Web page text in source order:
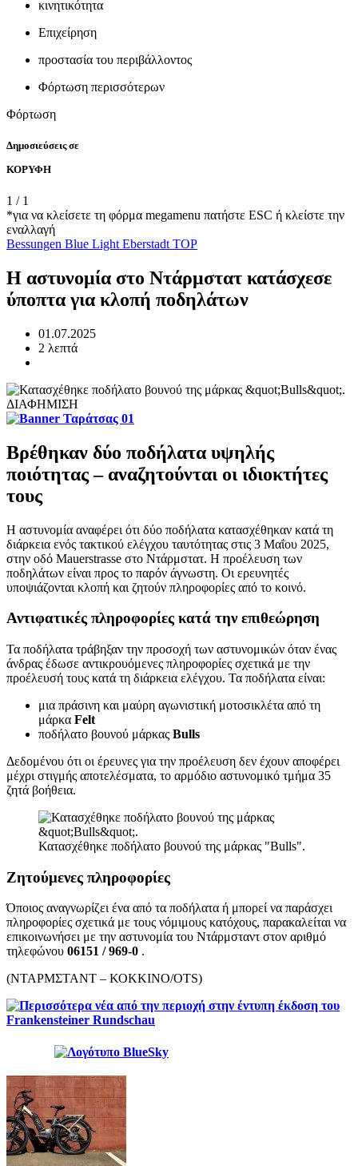
κινητικότητα
Επιχείρηση
προστασία του περιβάλλοντος
Φόρτωση περισσότερων
Φόρτωση
Δημοσιεύσεις σε
ΚΟΡΥΦΗ
1 / 1
*για να κλείσετε τη φόρμα megamenu πατήστε ESC ή κλείστε την
εναλλαγή
Bessungen Blue Light Eberstadt TOP
Η αστυνομία στο Ντάρμστατ κατάσχεσε
ύποπτα για κλοπή ποδηλάτων
01.07.2025
2 λεπτά
ΔΙΑΦΗΜΙΣΗ
Βρέθηκαν δύο ποδήλατα υψηλής
ποιότητας – αναζητούνται οι ιδιοκτήτες
τους
Η αστυνομία αναφέρει ότι δύο ποδήλατα κατασχέθηκαν κατά τη
διάρκεια ενός τακτικού ελέγχου ταυτότητας στις 3 Μαΐου 2025,
στην οδό Mauerstrasse στο Ντάρμστατ. Η προέλευση των
ποδηλάτων είναι προς το παρόν άγνωστη. Οι ερευνητές
υποψιάζονται κλοπή και ζητούν πληροφορίες από το κοινό.
Αντιφατικές πληροφορίες κατά την επιθεώρηση
Τα ποδήλατα τράβηξαν την προσοχή των αστυνομικών όταν ένας
άνδρας έδωσε αντικρουόμενες πληροφορίες σχετικά με την
προέλευσή τους κατά τη διάρκεια ελέγχου. Τα ποδήλατα είναι:
μια πράσινη και μαύρη αγωνιστική μοτοσικλέτα από τη
μάρκα Felt
ποδήλατο βουνού μάρκας Bulls
Δεδομένου ότι οι έρευνες για την προέλευση δεν έχουν αποφέρει
μέχρι στιγμής αποτελέσματα, το αρμόδιο αστυνομικό τμήμα 35
ζητά βοήθεια.
Κατασχέθηκε ποδήλατο βουνού της μάρκας "Bulls".
Ζητούμενες πληροφορίες
Όποιος αναγνωρίζει ένα από τα ποδήλατα ή μπορεί να παράσχει
πληροφορίες σχετικά με τους νόμιμους κατόχους, παρακαλείται να
επικοινωνήσει με την αστυνομία του Ντάρμσταντ στον αριθμό
τηλεφώνου 06151 / 969-0 .
(ΝΤΑΡΜΣΤΑΝΤ – ΚΟΚΚΙΝΟ/OTS)